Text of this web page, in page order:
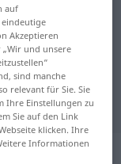
für
auf
Akzeptieren
und unsere
sind manche
relevant für Sie. Sie
Ihre Einstellungen zu
Sie auf den Link
klicken. Ihre
Informationen